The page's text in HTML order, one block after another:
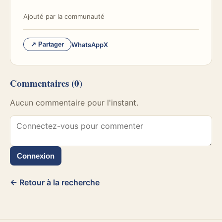
Ajouté par la communauté
↗ Partager WhatsAppX
Commentaires (0)
Aucun commentaire pour l'instant.
Connexion
← Retour à la recherche